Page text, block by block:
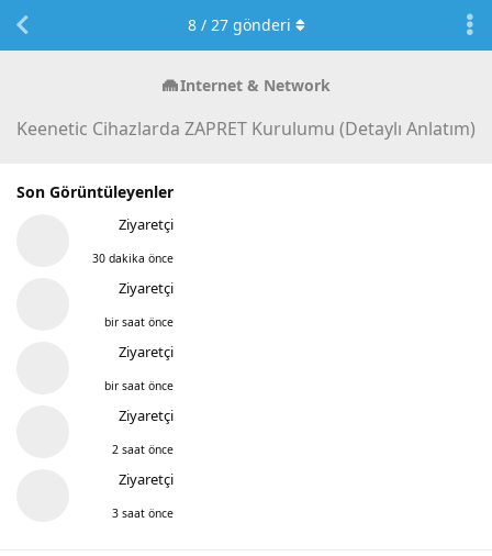
Internet & Network
Keenetic Cihazlarda ZAPRET Kurulumu (Detaylı Anlatım)
Son Görüntüleyenler
Ziyaretçi
30 dakika önce
Ziyaretçi
bir saat önce
Ziyaretçi
bir saat önce
Ziyaretçi
2 saat önce
Ziyaretçi
3 saat önce
8/ 27gönderi